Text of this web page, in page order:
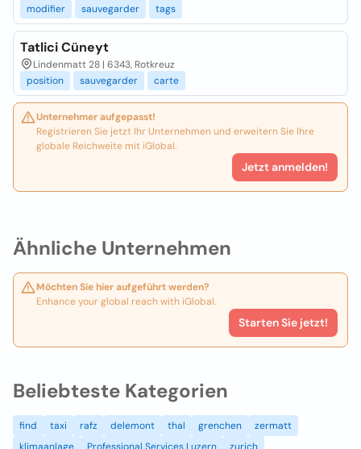
Ähnliche Unternehmen
Möchten Sie hier aufgeführt werden?
Enhance your global reach with iGlobal.
Starten Sie jetzt!
modifier
sauvegarder tags
Tatlici Cüneyt
Lindenmatt 28 | 6343, Rotkreuz
position
sauvegarder carte
Unternehmer aufgepasst!
Registrieren Sie jetzt Ihr Unternehmen und erweitern Sie Ihre
globale Reichweite mit iGlobal.
Jetzt anmelden!
Beliebteste Kategorien
find taxi rafz delemont thal grenchen
zermatt